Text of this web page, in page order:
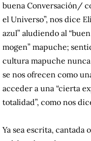
buena Conversación/
el Universo”, nos dice
azul” aludiendo al
mogen” mapuche;
cultura mapuche
se nos ofrecen como
acceder a una “cierta
totalidad”, como nos
Ya sea escrita, cantada